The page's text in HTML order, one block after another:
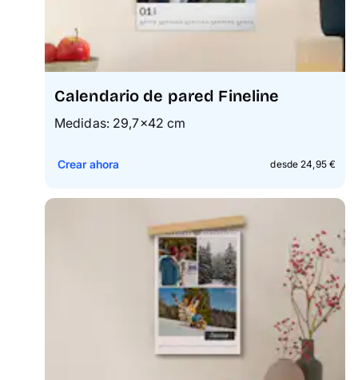
Calendario de pared Fineline
Medidas: 29,7×42 cm
desde 24,95 €
Crear ahora